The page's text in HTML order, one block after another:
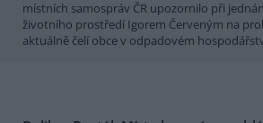
místních samospráv ČR upozornilo při
životního prostředí Igorem Červeným na
aktuálně čelí obce v odpadovém